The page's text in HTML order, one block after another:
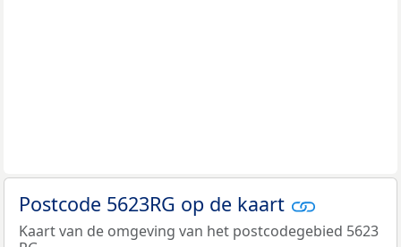
Postcode 5623RG op de kaart
Kaart van de omgeving van het postcodegebied 5623